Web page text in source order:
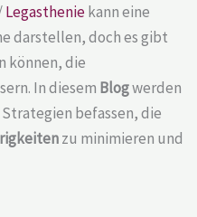
Legastheniekann eine
darstellen, doch es gibt
können, die
In diesem Blogwerden
befassen, die
zu minimieren und